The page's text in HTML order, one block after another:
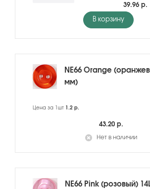
39.96 р.
В корзину
NE66 Orange
мм)
Цена за 1шт 1.2 р.
43.20 р.
Нет в наличии
NE66 Pink (розовый)